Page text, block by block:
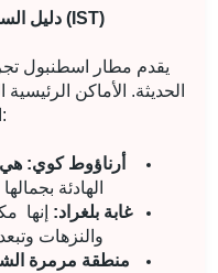
دليل السفر إلى مطار اسطنبول (IST)
يقدم مطار اسطنبول
الحديثة. الأماكن
السيارات:
أرناؤوط كوي: هي
الهادئة
غابة بلغراد: إنها
والنزهات
منطقة مرمرة